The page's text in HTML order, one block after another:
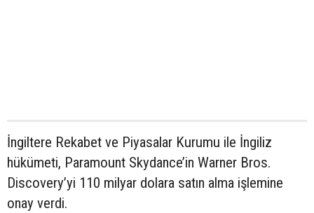
İngiltere Rekabet ve Piyasalar Kurumu ile İngiliz
hükümeti, Paramount Skydance’in Warner Bros.
Discovery’yi 110 milyar dolara satın alma işlemine
onay verdi.